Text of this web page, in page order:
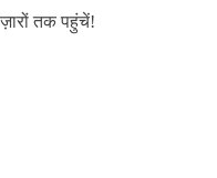
तक पहुंचें!